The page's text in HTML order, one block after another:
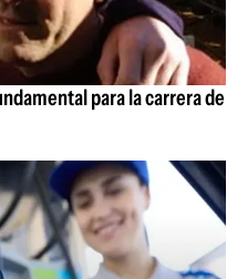
para la carrera de